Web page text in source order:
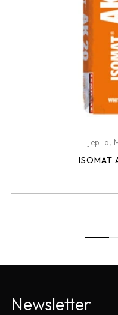
Ljepila,
ISOMAT
Newsletter